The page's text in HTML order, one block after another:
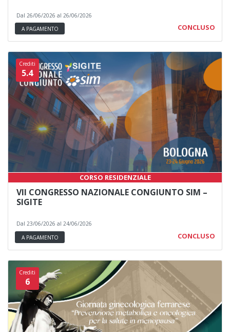
Dal 26/06/2026 al 26/06/2026
A PAGAMENTO
CONCLUSO
Crediti
5.4
CORSO RESIDENZIALE
VII CONGRESSO NAZIONALE CONGIUNTO SIM –
SIGITE
Dal 23/06/2026 al 24/06/2026
A PAGAMENTO
CONCLUSO
Crediti
6